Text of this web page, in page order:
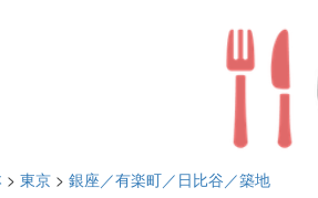
> 東京 > 銀座／有楽町／日比谷／築地